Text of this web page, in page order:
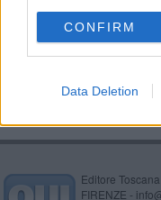
CONFIRM
Data Deletion
Rems e
Editore
FIRENZE -